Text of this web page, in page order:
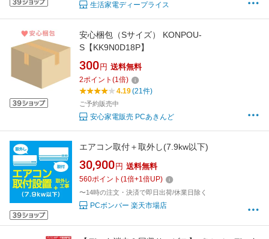
生活家電ディープライス
安心梱包（Sサイズ） KONPOU-
S【KK9N0D18P】
300 円 送料無料
2ポイント (1倍)
4.19(21件)
ご予約販売中
安心家電販売 PCあきんど
エアコン取付＋取外し(7.9kw以下)
30,900 円 送料無料
560ポイント (1倍+1倍UP)
〜14時の注文・決済で即日出荷/休業日除く
PCボンバー 楽天市場店